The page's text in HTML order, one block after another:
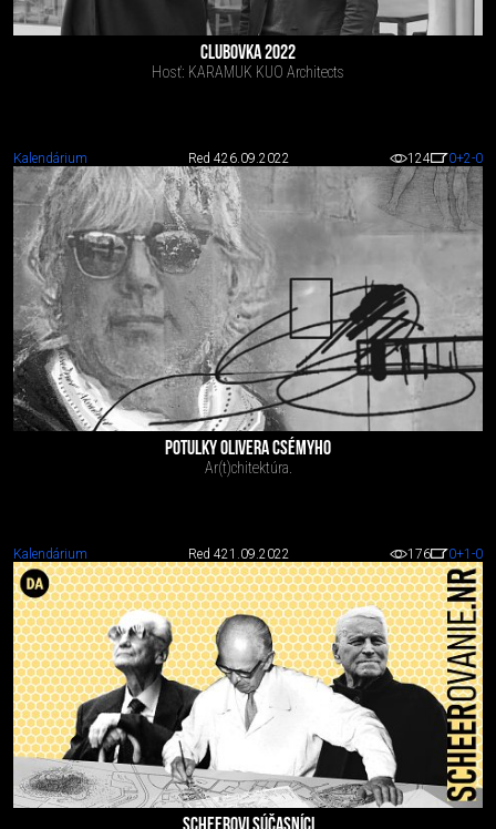
CLUBOVKA 2022
Hosť: KARAMUK KUO Architects
Kalendárium Red 426.09.2022 124 0+2-0
POTULKY OLIVERA CSÉMYHO
Ar(t)chitektúra.
Kalendárium Red 421.09.2022 176 0+1 -0